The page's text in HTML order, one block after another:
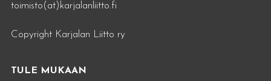
toimisto(at)karjalanliitto.fi
Copyright Karjalan Liitto ry
TULE MUKAAN